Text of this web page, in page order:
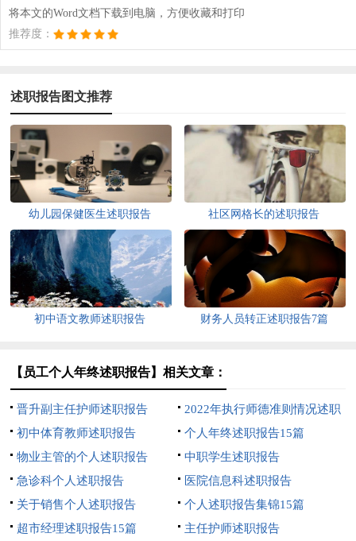
将本文的Word文档下载到电脑，方便收藏和打印
推荐度：
述职报告图文推荐
幼儿园保健医生述职报告 社区网格长的述职报告
初中语文教师述职报告 财务人员转正述职报告7篇
【员工个人年终述职报告】相关文章：
晋升副主任护师述职报告
2022年执行师德准则情况述职
报告范文（精选7篇）
初中体育教师述职报告
个人年终述职报告15篇
物业主管的个人述职报告
中职学生述职报告
急诊科个人述职报告
医院信息科述职报告
关于销售个人述职报告
个人述职报告集锦15篇
超市经理述职报告15篇
主任护师述职报告